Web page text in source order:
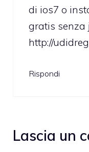
di ios7 o
gratis senza
http://
Rispondi
Lascia un